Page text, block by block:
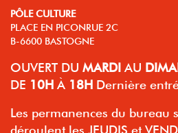
PÔLE CULTURE
PLACE EN PICONRUE 2C
B-6600 BASTOGNE
OUVERT DU MARDI AU
DE 10H À 18H Dernière
Les permanences du bureau
déroulent les JEUDIS et